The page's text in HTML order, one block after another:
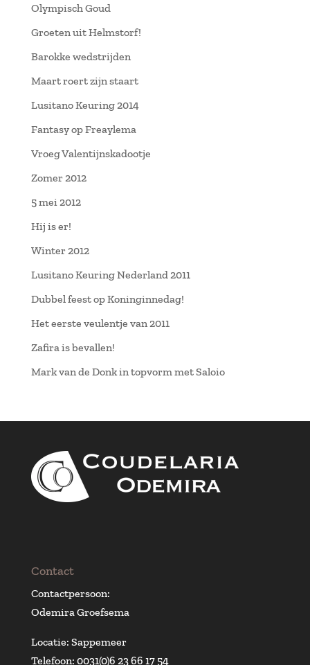
Olympisch Goud
Groeten uit Helmstorf!
Barokke wedstrijden
Maart roert zijn staart
Lusitano Keuring 2014
Fantasy op Freaylema
Vroeg Valentijnskadootje
Zomer 2012
5 mei 2012
Hij is er!
Winter 2012
Lusitano Keuring Nederland 2011
Dubbel feest op Koninginnedag!
Het eerste veulentje van 2011
Zafira is bevallen!
Mark van de Donk in topvorm met Saloio
Contact
Contactpersoon:
Odemira Groefsema
Locatie: Sappemeer
Telefoon: 0031(0)6 23 66 17 54